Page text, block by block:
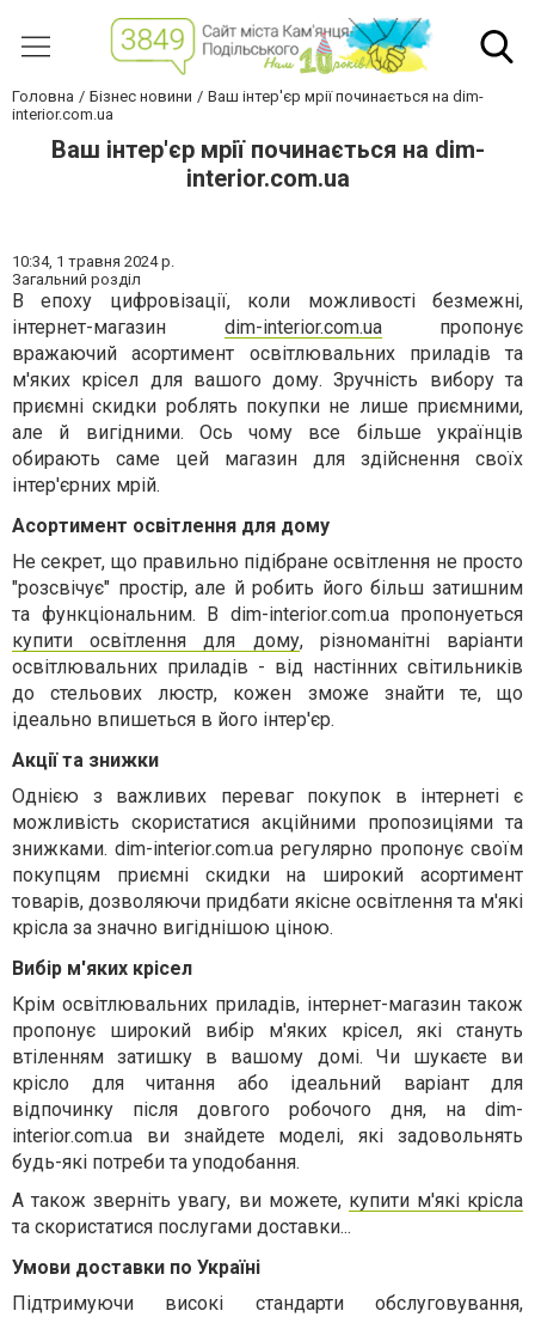
Головна Бізнес новини
Ваш інтер'єр мрії починається на dim-
interior.com.ua
Ваш інтер'єр мрії починається на dim-
interior.com.ua
10:34, 1 травня 2024 р.
Загальний розділ
В епоху цифровізації, коли можливості безмежні,
інтернет-магазин dim-interior.com.uaпропонує
вражаючий асортимент освітлювальних приладів та
м'яких крісел для вашого дому.Зручність вибору та
приємні скидки роблять покупки не лише приємними,
але й вигідними. Ось чому все більше українців
обирають саме цей магазин для здійснення своїх
інтер'єрних мрій.
Асортимент освітлення для дому
Не секрет, що правильно підібране освітлення не просто
"розсвічує" простір, але й робить його більш затишним
та функціональним. В dim-interior.com.uaпропонуеться
купити освітлення для дому, різноманітні варіанти
освітлювальних приладів - від настінних світильників
до стельових люстр, кожен зможе знайти те, що
ідеально впишеться в його інтер'єр.
Акції та знижки
Однією з важливих переваг покупок в інтернеті є
можливість скористатися акційними пропозиціями та
знижками. dim-interior.com.ua регулярно пропонує своїм
покупцям приємні скидки на широкий асортимент
товарів, дозволяючи придбати якісне освітлення та м'які
крісла за значно вигіднішою ціною.
Вибір м'яких крісел
Крім освітлювальних приладів, інтернет-магазин також
пропонує широкий вибір м'яких крісел, які стануть
втіленням затишку в вашому домі. Чи шукаєте ви
крісло для читання або ідеальний варіант для
відпочинку після довгого робочого дня, на dim-
interior.com.ua ви знайдете моделі, які задовольнять
будь-які потреби та уподобання.
А також зверніть увагу, ви можете, купити м'які крісла
та скористатися послугами доставки...
Умови доставки по Україні
Підтримуючи високі стандарти обслуговування,